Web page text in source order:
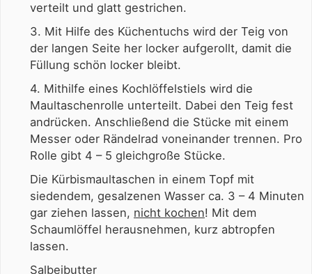
verteilt und glatt gestrichen.
3. Mit Hilfe des Küchentuchs wird der Teig von
der langen Seite her locker aufgerollt, damit die
Füllung schön locker bleibt.
4. Mithilfe eines Kochlöffelstiels wird die
Maultaschenrolle unterteilt. Dabei den Teig fest
andrücken. Anschließend die Stücke mit einem
Messer oder Rändelrad voneinander trennen. Pro
Rolle gibt 4 – 5 gleichgroße Stücke.
Die Kürbismaultaschen in einem Topf mit
siedendem, gesalzenen Wasser ca. 3 – 4 Minuten
gar ziehen lassen, nicht kochen! Mit dem
Schaumlöffel herausnehmen, kurz abtropfen
lassen.
Salbeibutter